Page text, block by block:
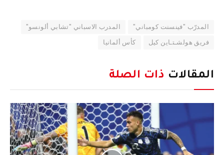
المدرّب "فينسنت كومباني" المدرب الاسباني "تشابي ألونسو"
فريق هولشـتـاين كيل كأس ألمانيا
المقالات ذات الصلة